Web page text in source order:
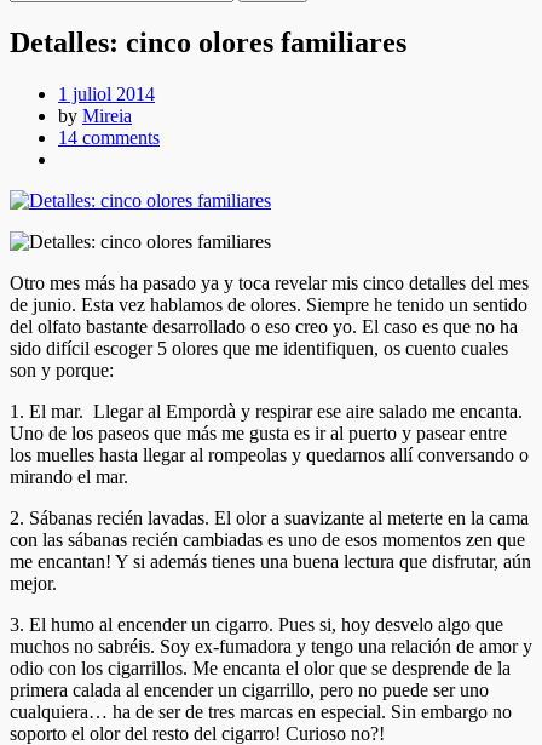
Detalles: cinco olores familiares
1 juliol 2014
by Mireia
14 comments
Otro mes más ha pasado ya y toca revelar mis cinco detalles del mes
de junio. Esta vez hablamos de olores. Siempre he tenido un sentido
del olfato bastante desarrollado o eso creo yo. El caso es que no ha
sido difícil escoger 5 olores que me identifiquen, os cuento cuales
son y porque:
1. El mar. Llegar al Empordà y respirar ese aire salado me encanta.
Uno de los paseos que más me gusta es ir al puerto y pasear entre
los muelles hasta llegar al rompeolas y quedarnos allí conversando o
mirando el mar.
2. Sábanas recién lavadas. El olor a suavizante al meterte en la cama
con las sábanas recién cambiadas es uno de esos momentos zen que
me encantan! Y si además tienes una buena lectura que disfrutar, aún
mejor.
3. El humo al encender un cigarro. Pues si, hoy desvelo algo que
muchos no sabréis. Soy ex-fumadora y tengo una relación de amor y
odio con los cigarrillos. Me encanta el olor que se desprende de la
primera calada al encender un cigarrillo, pero no puede ser uno
cualquiera… ha de ser de tres marcas en especial. Sin embargo no
soporto el olor del resto del cigarro! Curioso no?!